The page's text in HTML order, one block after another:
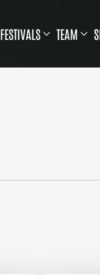
FESTIVALS TEAM